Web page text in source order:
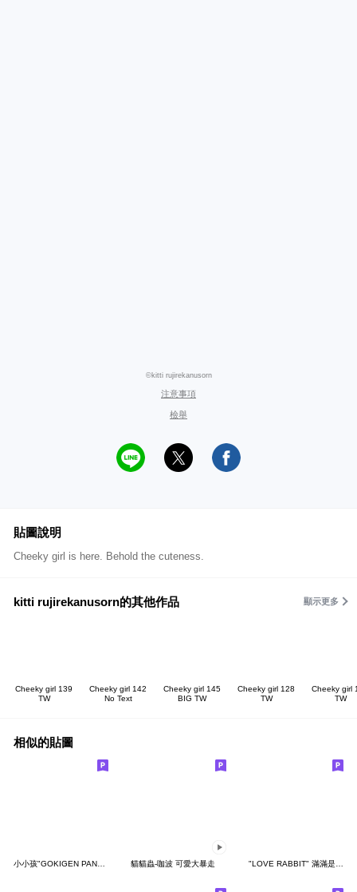
©kitti rujirekanusorn
注意事項
檢舉
貼圖說明
Cheeky girl is here. Behold the cuteness.
kitti rujirekanusorn的其他作品 顯示更多
Cheeky girl 139
TW
Cheeky girl 142
No Text
Cheeky girl 145
BIG TW
Cheeky girl 128
TW
Cheeky girl
TW
相似的貼圖
小小孩"GOKIGEN PANDA" 台灣版 貓貓蟲-咖波 可愛大暴走 "LOVE RABBIT" 滿滿是愛 台灣版